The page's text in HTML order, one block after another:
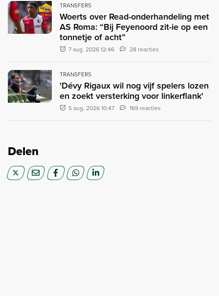
TRANSFERS
Woerts over Read-onderhandeling met
AS Roma: “Bij Feyenoord zit-ie op een
tonnetje of acht”
7 aug. 2026 12:46 28 reacties
TRANSFERS
'Dévy Rigaux wil nog vijf spelers lozen
en zoekt versterking voor linkerflank'
5 aug. 2026 10:47 169 reacties
Delen